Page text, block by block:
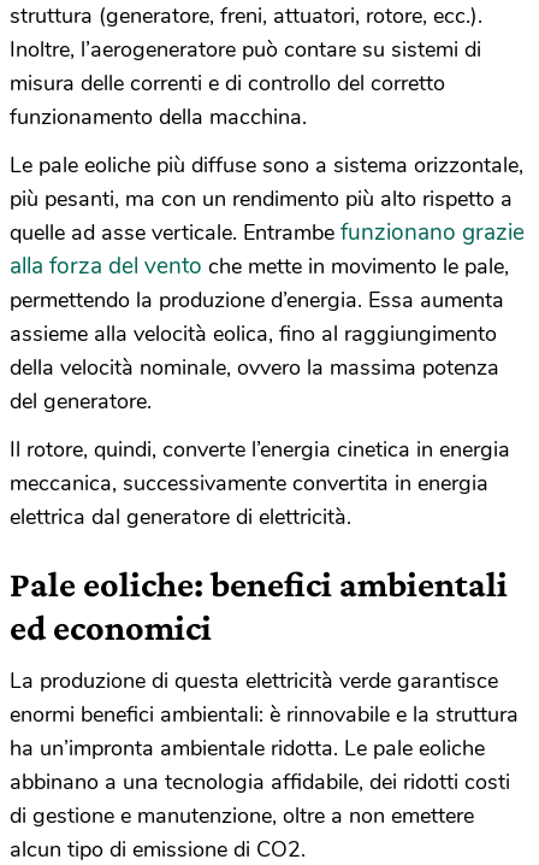
struttura (generatore, freni, attuatori, rotore, ecc.).
Inoltre, l’aerogeneratore può contare su sistemi di
misura delle correnti e di controllo del corretto
funzionamento della macchina.
Le pale eoliche più diffuse sono a sistema orizzontale,
più pesanti, ma con un rendimento più alto rispetto a
quelle ad asse verticale. Entrambe funzionano grazie
alla forza del vento che mette in movimento le pale,
permettendo la produzione d’energia. Essa aumenta
assieme alla velocità eolica, fino al raggiungimento
della velocità nominale, ovvero la massima potenza
del generatore.
Il rotore, quindi, converte l’energia cinetica in energia
meccanica, successivamente convertita in energia
elettrica dal generatore di elettricità.
Pale eoliche: benefici ambientali
ed economici
La produzione di questa elettricità verde garantisce
enormi benefici ambientali: è rinnovabile e la struttura
ha un’impronta ambientale ridotta. Le pale eoliche
abbinano a una tecnologia affidabile, dei ridotti costi
di gestione e manutenzione, oltre a non emettere
alcun tipo di emissione di CO2.